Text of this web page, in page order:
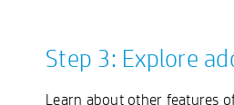
Step 3: Explore
Learn about other features